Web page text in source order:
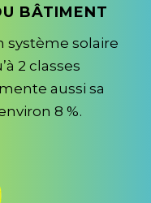
BÂTIMENT
système solaire
2 classes
aussi sa
8 %.